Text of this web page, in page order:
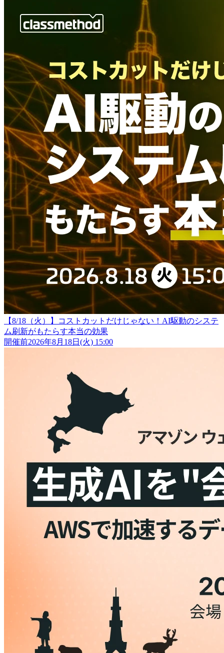
【8/18（火）】コストカットだけじゃない！AI駆動のシステ
ム刷新がもたらす本当の効果
開催前2026年8月18日(火) 15:00